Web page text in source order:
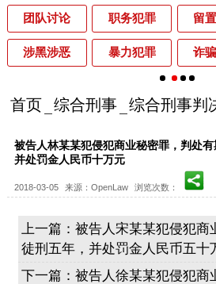
罪名解析库 网
团队讨论 职务犯罪 留
涉黑涉恶 暴力犯罪 诈
首页 综合刑事 综合刑事判
被告人林某某犯侵犯商业秘密罪，判处有
并处罚金人民币十万元
2018-03-05 来源：OpenLaw 浏览次数：
上一篇：被告人宋某某犯侵犯商
徒刑五年，并处罚金人民币五十
下一篇：被告人徐某某犯侵犯商